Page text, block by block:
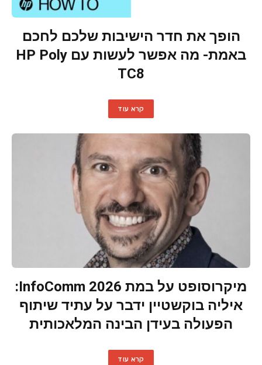
הופך את חדר הישיבות שלכם לחכם
באמת- מה אפשר לעשות עם HP Poly
TC8
קרא עוד
מיקרוסופט על במת InfoComm 2026:
איליה בוקשטיין ידבר על עתיד שיתוף
הפעולה בעידן הבינה המלאכותית
קרא עוד